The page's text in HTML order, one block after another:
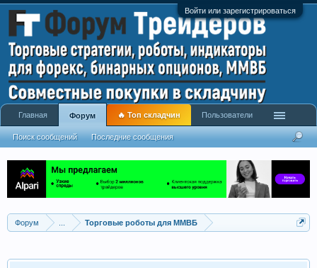
Войти или зарегистрироваться
Форум Торговые роботы для ММВБ
Главная Форум
Поиск сообщений Последние сообщения
🔥 Топ складчин Пользователи